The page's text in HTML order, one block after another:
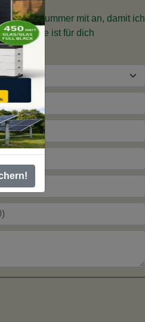
Telefonnummer mit an, damit ich
Service ist für dich